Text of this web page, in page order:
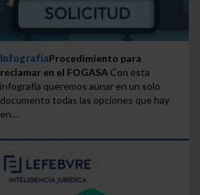
InfografíaProcedimiento para
reclamar en el FOGASA Con esta
infografía queremos aunar en un solo
documento todas las opciones que hay
en...